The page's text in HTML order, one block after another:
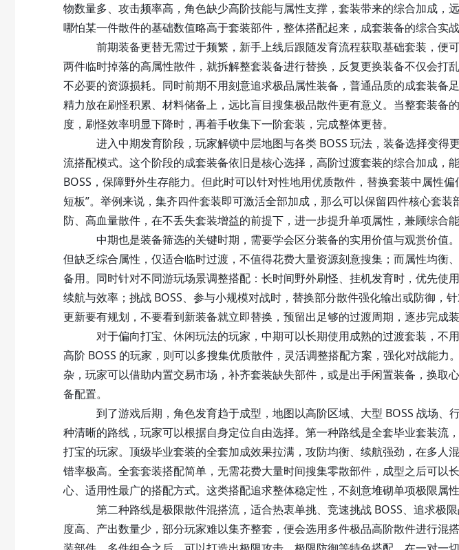
物数量多、攻击频率高，角色缺少高阶技能与属性支撑，套装带来的综合加成，
哪怕某一件散件的基础数值略高于套装部件，整体搭配起来，成套装备的综合实战
前期装备更替无需过于频繁，新手上线后跟随发育流程获取基础套装，便可
两件临时掉落的高属性散件，就拆解整套装备进行替换，反复更换装备不仅会打
不必要的资源损耗。同时前期不用刻意追求极品属性装备，普通品质的成套装备
精力放在刷怪积累、材料储备上，远比盲目搜集极品散件更有意义。当整套装备
度，刷怪效率明显下降时，再着手收集下一阶套装，完成整体更替。
进入中期发育阶段，玩家解锁中层地图与各类 BOSS 玩法，装备选择变得
流搭配模式。这个阶段的成套装备依旧是核心选择，高阶过渡套装的综合加成，
BOSS，保障野外生存能力。但此时可以针对性地用优质散件，替换套装中属性
短板”。举例来说，集齐四件套装即可激活全部加成，那么可以保留四件核心套
防、高血量散件，在不丢失套装增益的前提下，进一步提升单项属性，兼顾综合能
中期也是装备筛选的关键时期，需要学会区分装备的实用价值与观赏价值。
但缺乏综合属性，仅适合临时过渡，不值得花费大量资源刻意搜集；而属性均衡
备用。同时针对不同游玩场景调整搭配：长时间野外刷怪、挂机发育时，优先使
续航与效率；挑战 BOSS、参与小规模对战时，替换部分散件强化输出或防御，
更新要有规划，不要看到新装备就立即替换，预留出足够的过渡周期，逐步完成
对于偏向打宝、休闲玩法的玩家，中期可以长期使用成熟的过渡套装，不用
高阶 BOSS 的玩家，则可以多搜集优质散件，灵活调整搭配方案，强化对战能力
杂，玩家可以借助内置交易市场，补齐套装缺失部件，或是出手闲置装备，换取
备配置。
到了游戏后期，角色发育趋于成型，地图以高阶区域、大型 BOSS 战场、
种清晰的路线，玩家可以根据自身定位自由选择。第一种路线是全套毕业套装流
打宝的玩家。顶级毕业套装的全套加成效果拉满，攻防均衡、续航强劲，在多人
错率极高。全套套装搭配简单，无需花费大量时间搜集零散部件，成型之后可以
心、适用性最广的搭配方式。这类搭配追求整体稳定性，不刻意堆砌单项极限属
第二种路线是极限散件混搭流 ，适合热衷单挑、竞速挑战 BOSS、追求极
度高、产出数量少，部分玩家难以集齐整套，便会选用多件极品高阶散件进行混